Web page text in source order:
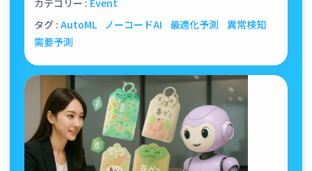
カテゴリー : Event
タグ : AutoML ノーコードAI 最適化予測
異常検知
需要予測